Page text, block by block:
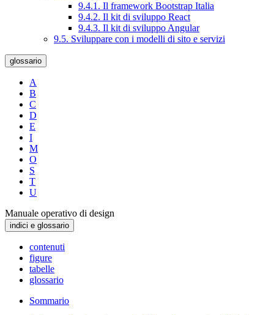
9.4.1. Il framework Bootstrap Italia
9.4.2. Il kit di sviluppo React
9.4.3. Il kit di sviluppo Angular
9.5. Sviluppare con i modelli di sito e servizi
glossario
A
B
C
D
E
I
M
O
S
T
U
Manuale operativo di design
indici e glossario
contenuti
figure
tabelle
glossario
Sommario